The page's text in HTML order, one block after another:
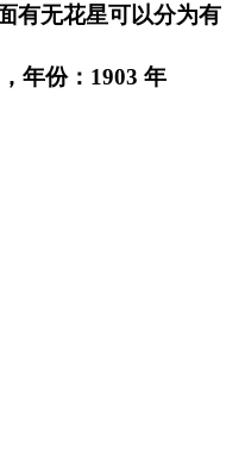
有无花星可以分为有
年份：1903 年